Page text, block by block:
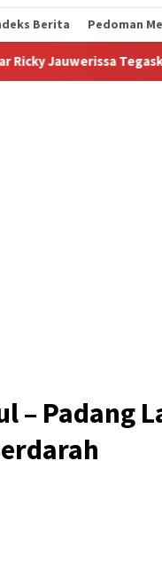
Berita Pedoman
untuk
– Padang